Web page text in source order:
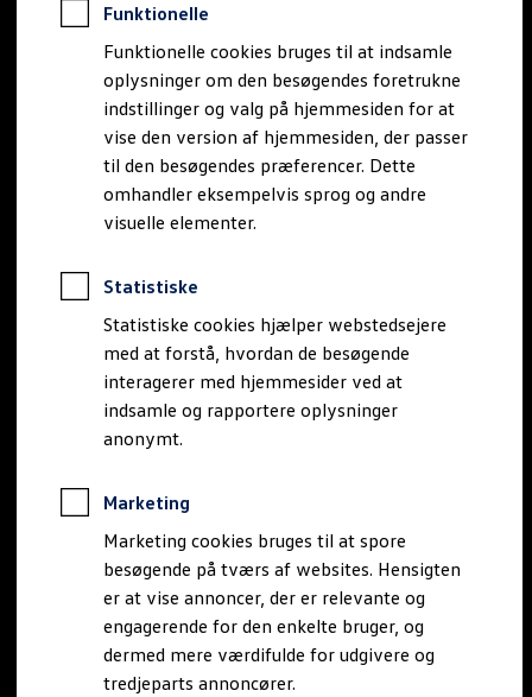
Funktionelle
Funktionelle cookies bruges til at indsamle
oplysninger om den besøgendes foretrukne
indstillinger og valg på hjemmesiden for at
vise den version af hjemmesiden, der passer
til den besøgendes præferencer. Dette
omhandler eksempelvis sprog og andre
visuelle elementer.
Statistiske
Statistiske cookies hjælper webstedsejere
med at forstå, hvordan de besøgende
interagerer med hjemmesider ved at
indsamle og rapportere oplysninger
anonymt.
Marketing
Marketing cookies bruges til at spore
besøgende på tværs af websites. Hensigten
er at vise annoncer, der er relevante og
engagerende for den enkelte bruger, og
dermed mere værdifulde for udgivere og
tredjeparts annoncører.
Book en prøvetur
Bestil et tilbud
Brugte biler
Pendlerleasing
Budgetberegner
Firmabil
Vejen til en ny Volkswagen
Online Privatleasing
Finansiering og forsikring
Volkswagen Forsikring
Volkswagen Finansiering
Ejere og services
Book tid på værkstedet
Service
Serviceabonnementer
Service 5+
Service på elbiler
Prismatch
Fordele ved autoriseret værksted
Brugbar information
Servicefordele
Digitale ekstrafunktioner
Se tjenesterne til din model
Volkswagen-apps, login og shop
Forbind mobiltelefonen med bilen
Opdateringer til software, kort og radio
Fleet Interface Data
MinVolkswagen
Digital instruktionsbog
Tilbehør